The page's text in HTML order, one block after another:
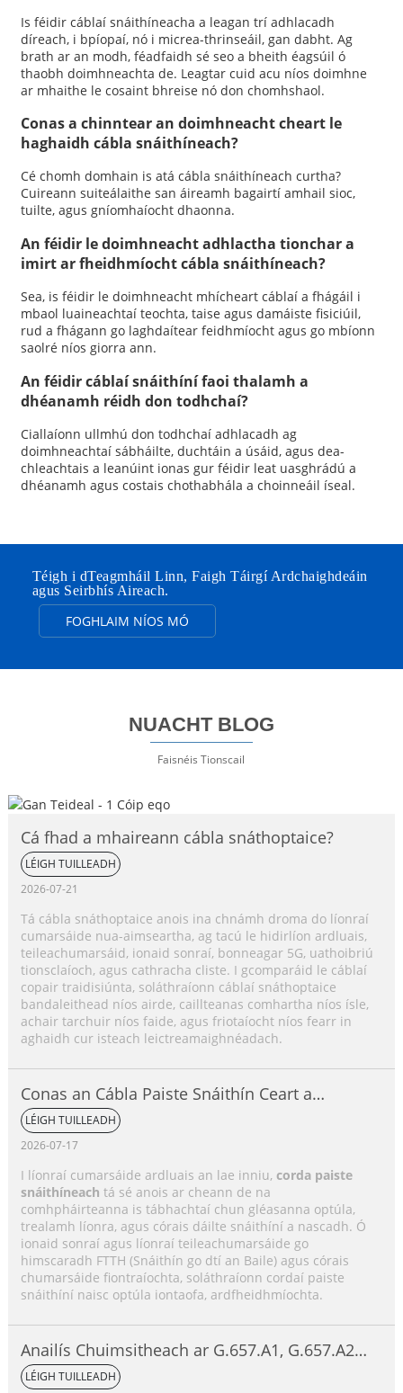
Is féidir cáblaí snáithíneacha a leagan trí adhlacadh
díreach, i bpíopaí, nó i micrea-thrinseáil, gan dabht. Ag
brath ar an modh, féadfaidh sé seo a bheith éagsúil ó
thaobh doimhneachta de. Leagtar cuid acu níos doimhne
ar mhaithe le cosaint bhreise nó don chomhshaol.
Conas a chinntear an doimhneacht cheart le
haghaidh cábla snáithíneach?
Cé chomh domhain is atá cábla snáithíneach curtha?
Cuireann suiteálaithe san áireamh bagairtí amhail sioc,
tuilte, agus gníomhaíocht dhaonna.
An féidir le doimhneacht adhlactha tionchar a
imirt ar fheidhmíocht cábla snáithíneach?
Sea, is féidir le doimhneacht mhícheart cáblaí a fhágáil i
mbaol luaineachtaí teochta, taise agus damáiste fisiciúil,
rud a fhágann go laghdaítear feidhmíocht agus go mbíonn
saolré níos giorra ann.
An féidir cáblaí snáithíní faoi thalamh a
dhéanamh réidh don todhchaí?
Ciallaíonn ullmhú don todhchaí adhlacadh ag
doimhneachtaí sábháilte, duchtáin a úsáid, agus dea-
chleachtais a leanúint ionas gur féidir leat uasghrádú a
dhéanamh agus costais chothabhála a choinneáil íseal.
Téigh i dTeagmháil Linn, Faigh Táirgí Ardchaighdeáin
agus Seirbhís Aireach.
FOGHLAIM NÍOS MÓ
NUACHT BLOG
Faisnéis Tionscail
Cá fhad a mhaireann cábla snáthoptaice?
LÉIGH TUILLEADH
2026-07-21
Tá cábla snáthoptaice anois ina chnámh droma do líonraí
cumarsáide nua-aimseartha, ag tacú le hidirlíon ardluais,
teileachumarsáid, ionaid sonraí, bonneagar 5G, uathoibriú
tionsclaíoch, agus cathracha cliste. I gcomparáid le cáblaí
copair traidisiúnta, soláthraíonn cáblaí snáthoptaice
bandaleithead níos airde, caillteanas comhartha níos ísle,
achair tarchuir níos faide, agus friotaíocht níos fearr in
aghaidh cur isteach leictreamaighnéadach.
Conas an Cábla Paiste Snáithín Ceart a
Roghnú?
LÉIGH TUILLEADH
2026-07-17
I líonraí cumarsáide ardluais an lae inniu, corda paiste
snáithíneach tá sé anois ar cheann de na
comhpháirteanna is tábhachtaí chun gléasanna optúla,
trealamh líonra, agus córais dáilte snáithíní a nascadh. Ó
ionaid sonraí agus líonraí teileachumarsáide go
himscaradh FTTH (Snáithín go dtí an Baile) agus córais
chumarsáide fiontraíochta, soláthraíonn cordaí paiste
snáithíní naisc optúla iontaofa, ardfheidhmíochta.
Anailís Chuimsitheach ar G.657.A1, G.657.A2
agus G.657.B3
LÉIGH TUILLEADH